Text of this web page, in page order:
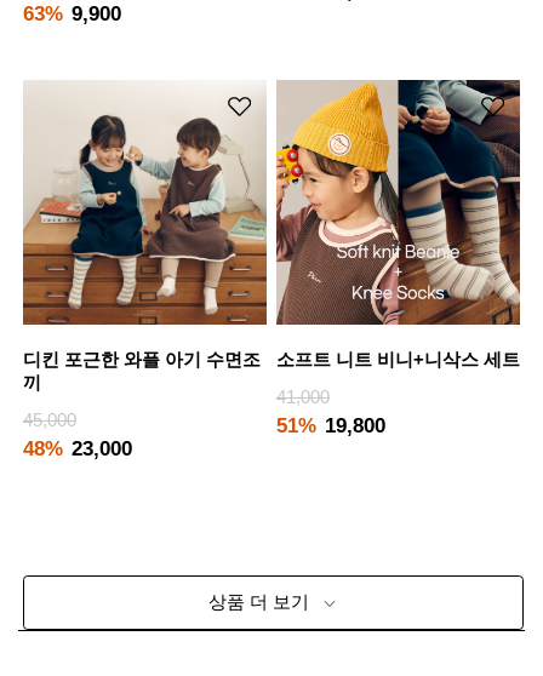
63% 9,900
디킨 포근한 와플 아기 수면조
끼
45,000
48% 23,000
소프트 니트 비니+니삭스 세트
41,000
51% 19,800
상품 더 보기